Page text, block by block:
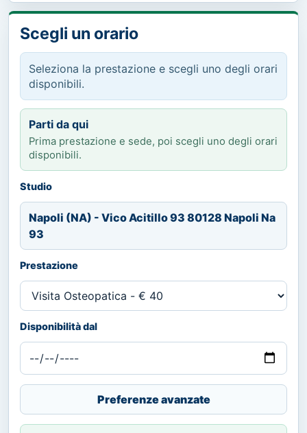
Scegli un orario
Seleziona la prestazione e scegli uno degli orari
disponibili.
Parti da qui
Prima prestazione e sede, poi scegli uno degli orari
disponibili.
Studio
Napoli (NA) - Vico Acitillo 93 80128 Napoli Na
93
Prestazione
Disponibilità dal
Preferenze avanzate